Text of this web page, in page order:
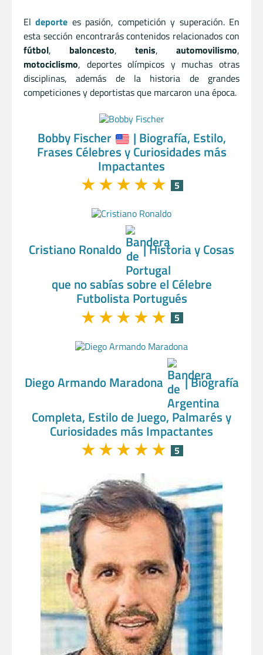
Eldeporte es pasión, competición y superación. En
esta sección encontrarás contenidos relacionados con
fútbol, baloncesto, tenis, automovilismo,
motociclismo, deportes olímpicos y muchas otras
disciplinas, además de la historia de grandes
competiciones y deportistas que marcaron una época.
Bobby Fischer | Biografía, Estilo,
Frases Célebres y Curiosidades más
Impactantes
★★★★★ 5
Cristiano Ronaldo
| Historia y Cosas
que no sabías sobre el Célebre
Futbolista Portugués
★★★★★ 5
Diego Armando Maradona
| Biografía
Completa, Estilo de Juego, Palmarés y
Curiosidades más Impactantes
★★★★★ 5